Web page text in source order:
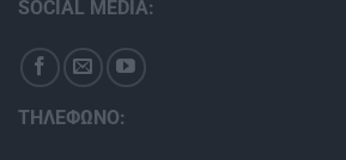
SOCIAL MEDIA:
ΤΗΛΕΦΩΝΟ: